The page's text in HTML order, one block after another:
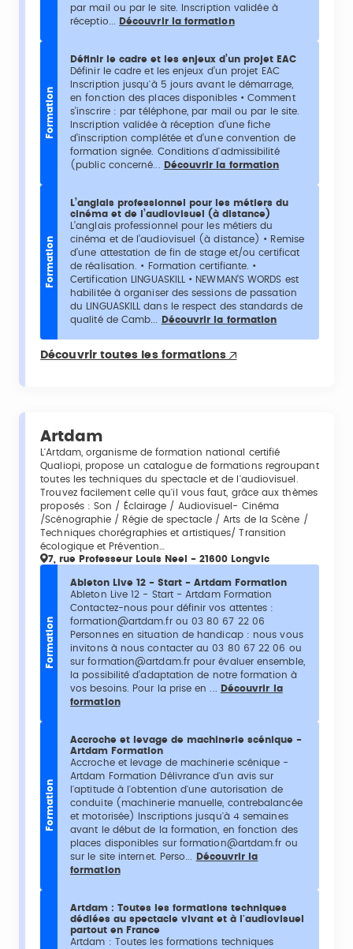
par mail ou par le site. Inscription validée à
réceptio...
Découvrir la formation
Formation
Définir le cadre et les enjeux d’un projet EAC
Définir le cadre et les enjeux d’un projet EAC
Inscription jusqu'à 5 jours avant le démarrage,
en fonction des places disponibles • Comment
s’inscrire : par téléphone, par mail ou par le site.
Inscription validée à réception d’une fiche
d’inscription complétée et d’une convention de
formation signée. Conditions d'admissibilité
(public concerné...
Découvrir la formation
Formation
L’anglais professionnel pour les métiers du
cinéma et de l’audiovisuel (à distance)
L’anglais professionnel pour les métiers du
cinéma et de l’audiovisuel (à distance) • Remise
d’une attestation de fin de stage et/ou certificat
de réalisation. • Formation certifiante. •
Certification LINGUASKILL • NEWMAN’S WORDS est
habilitée à organiser des sessions de passation
du LINGUASKILL dans le respect des standards de
qualité de Camb...
Découvrir la formation
Découvrir toutes les formations
Artdam
L'Artdam, organisme de formation national certifié
Qualiopi, propose un catalogue de formations regroupant
toutes les techniques du spectacle et de l'audiovisuel.
Trouvez facilement celle qu'il vous faut, grâce aux thèmes
proposés : Son / Éclairage / Audiovisuel- Cinéma
/Scénographie / Régie de spectacle / Arts de la Scène /
Techniques chorégraphies et artistiques/ Transition
écologique et Prévention…
7, rue Professeur Louis Neel - 21600 Longvic
Formation
Ableton Live 12 - Start - Artdam Formation
Ableton Live 12 - Start - Artdam Formation
Contactez-nous pour définir vos attentes :
formation@artdam.fr ou 03 80 67 22 06
Personnes en situation de handicap : nous vous
invitons à nous contacter au 03 80 67 22 06 ou
sur formation@artdam.fr pour évaluer ensemble,
la possibilité d’adaptation de notre formation à
vos besoins. Pour la prise en ...
Découvrir la
formation
Formation
Accroche et levage de machinerie scénique -
Artdam Formation
Accroche et levage de machinerie scénique -
Artdam Formation Délivrance d'un avis sur
l'aptitude à l'obtention d'une autorisation de
conduite (machinerie manuelle, contrebalancée
et motorisée) Inscriptions jusqu'à 4 semaines
avant le début de la formation, en fonction des
places disponibles sur formation@artdam.fr ou
sur le site internet. Perso...
Découvrir la
formation
Artdam : Toutes les formations techniques
dédiées au spectacle vivant et à l'audiovisuel
partout en France
Artdam : Toutes les formations techniques